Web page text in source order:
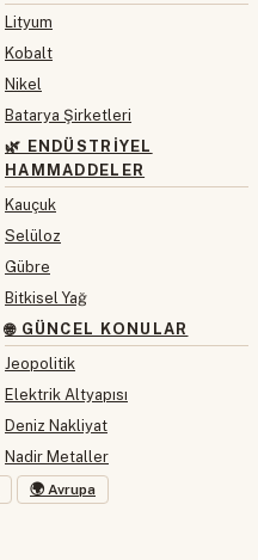
Lityum
Kobalt
Nikel
Batarya Şirketleri
🌿 ENDÜSTRIYEL
HAMMADDELER
Kauçuk
Selüloz
Gübre
Bitkisel Yağ
🌐 GÜNCEL KONULAR
Jeopolitik
Elektrik Altyapısı
Deniz Nakliyat
Nadir Metaller
🌍 Avrupa